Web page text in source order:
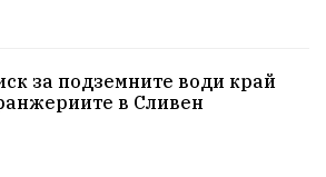
Варна Родителство
за подземните води край
в Сливен